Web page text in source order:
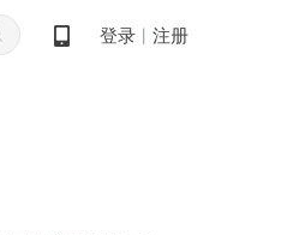
登录 注册